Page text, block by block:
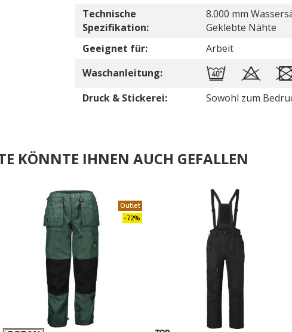
Technische
Spezifikation:
8.000 mm
Geklebte Nähte
Geeignet für:
Arbeit
Waschanleitung:
Druck & Stickerei:
Sowohl zum
KÖNNTE IHNEN AUCH GEFALLEN
Outlet
-72%